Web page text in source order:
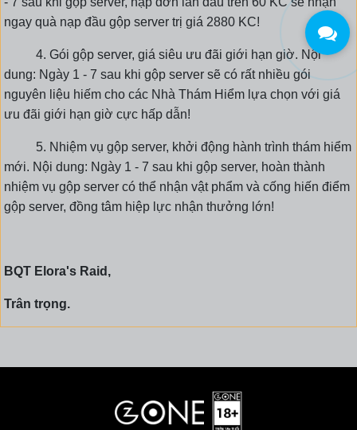
ngay quà nạp đầu gộp server trị giá 2880 KC!
4. Gói gộp server, giá siêu ưu đãi giới hạn giờ. Nội
dung: Ngày 1 - 7 sau khi gộp server sẽ có rất nhiều gói
nguyên liệu hiếm cho các Nhà Thám Hiểm lựa chọn với giá
ưu đãi giới hạn giờ cực hấp dẫn!
5. Nhiệm vụ gộp server, khởi động hành trình thám hiểm
mới. Nội dung: Ngày 1 - 7 sau khi gộp server, hoàn thành
nhiệm vụ gộp server có thể nhận vật phẩm và cống hiến điểm
gộp server, đồng tâm hiệp lực nhận thưởng lớn!
BQT Elora's Raid,
Trân trọng.